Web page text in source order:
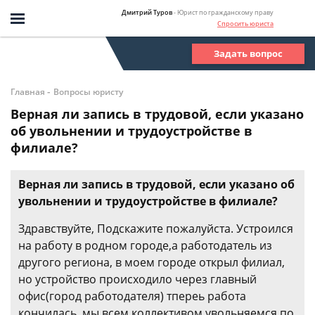
Дмитрий Туров- Юрист по гражданскому праву
Спросить юриста
Задать вопрос
Главная - Вопросы юристу
Верная ли запись в трудовой, если указано
об увольнении и трудоустройстве в
филиале?
Верная ли запись в трудовой, если указано об
увольнении и трудоустройстве в филиале?
Здравствуйте, Подскажите пожалуйста. Устроился
на работу в родном городе,а работодатель из
другого региона, в моем городе открыл филиал,
но устройство происходило через главный
офис(город работодателя) тпереь работа